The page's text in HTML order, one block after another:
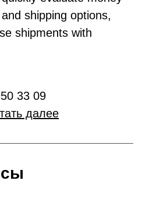
shipping options,
shipments with
33 09
далее